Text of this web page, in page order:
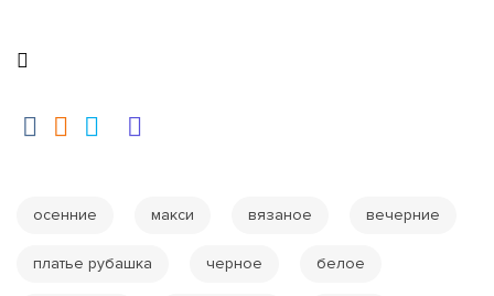
осенние макси вязаное вечерние
платье рубашка черное белое